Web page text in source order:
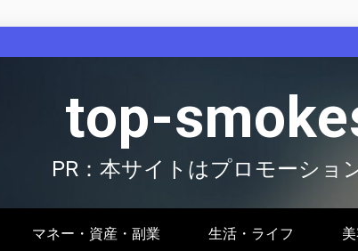
top-
PR：本サイトはプロモーショ
マネー・資産・副業 生活・ライフ